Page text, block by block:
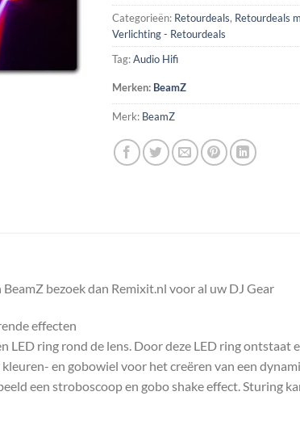
Categorieën: Retourdeals, Retourdeals
Verlichting - Retourdeals
Tag:Audio Hifi
Merken: BeamZ
Merk: BeamZ
bezoek dan Remixit.nl voor al uw DJ Gear
effecten
LED ring rond de lens. Door deze LED ring
en gobowiel voor het creëren van een
een stroboscoop en gobo shake effect. Sturing